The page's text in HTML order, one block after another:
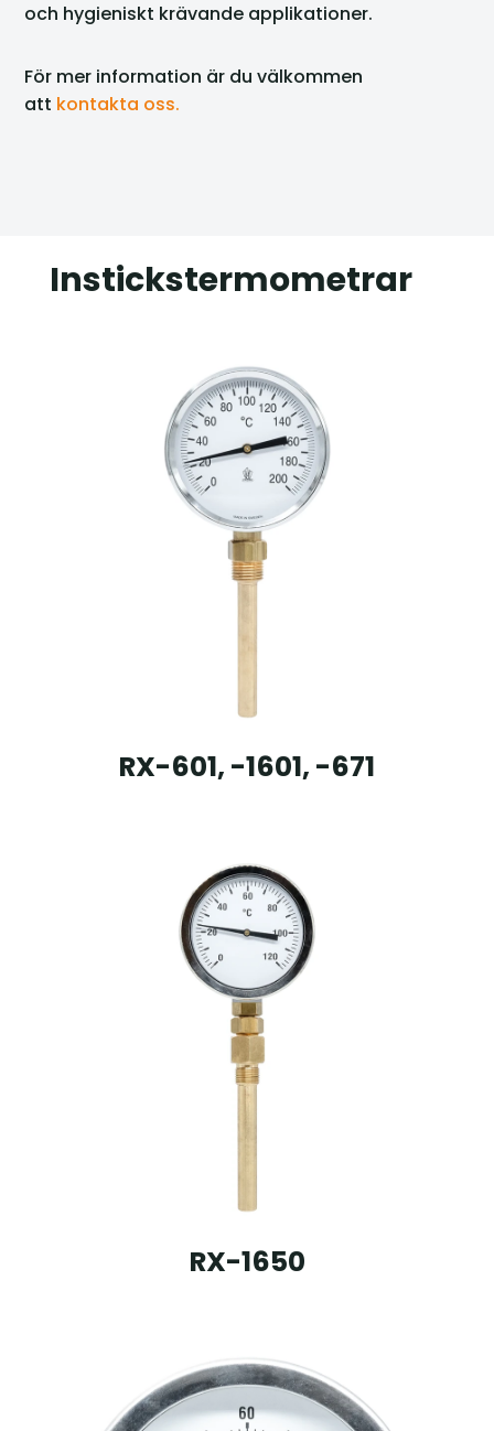
och hygieniskt krävande applikationer.
För mer information är du välkommen
att kontakta oss.
Instickstermometrar
RX-601, -1601, -671
RX-1650